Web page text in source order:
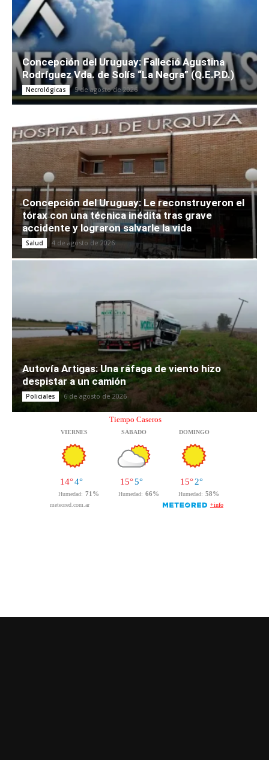
Concepción del Uruguay: Falleció Agustina
Rodríguez Vda. de Solís “La Negra” (Q.E.P.D.)
Necrológicas 5 de agosto de 2026
Concepción del Uruguay: Le reconstruyeron el
tórax con una técnica inédita tras grave
accidente y lograron salvarle la vida
Salud 4 de agosto de 2026
Autovía Artigas: Una ráfaga de viento hizo
despistar a un camión
Policiales 6 de agosto de 2026